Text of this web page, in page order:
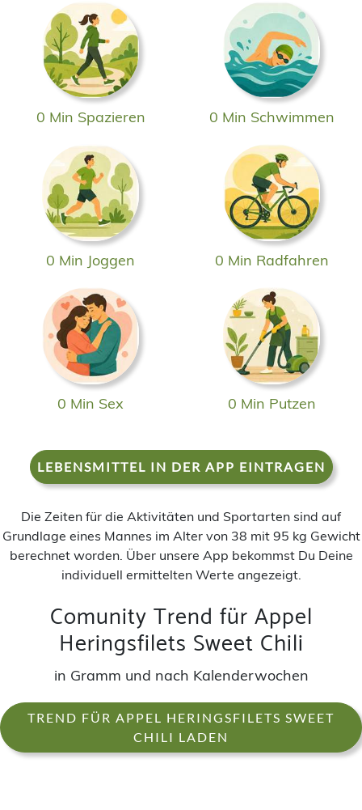
0 Min Spazieren 0 Min Schwimmen
0 Min Joggen 0 Min Radfahren
0 Min Sex 0 Min Putzen
LEBENSMITTEL IN DER APP EINTRAGEN
Die Zeiten für die Aktivitäten und Sportarten sind auf
Grundlage eines Mannes im Alter von 38 mit 95 kg Gewicht
berechnet worden. Über unsere App bekommst Du Deine
individuell ermittelten Werte angezeigt.
Comunity Trend für Appel
Heringsfilets Sweet Chili
in Gramm und nach Kalenderwochen
TREND FÜR APPEL HERINGSFILETS SWEET
CHILI LADEN